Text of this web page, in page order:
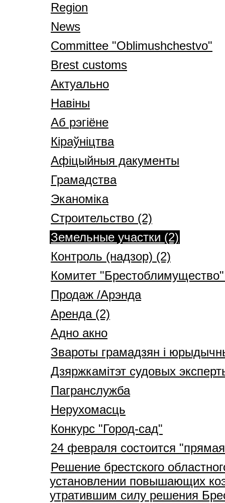
Region
News
Committee "Oblimushchestvo"
Brest customs
Актуально
Навіны
Аб рэгіёне
Кіраўніцтва
Афіцыйныя дакументы
Грамадства
Эканоміка
Строительство (2)
Земельные участки (2)
Контроль (надзор) (2)
Комитет
Продаж /Арэнда
Аренда (2)
Адно акно
Звароты грамадзян і
Дзяржкамітэт судовых
Пагранслужба
Нерухомасць
Конкурс "Город-сад"
24 февраля состоится
Решение брестского
установлении повышающих
утратившим силу решения